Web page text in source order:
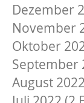
Dezember
November
Oktober
September
August